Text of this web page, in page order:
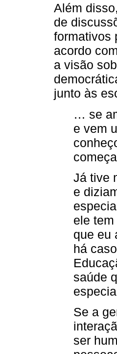
Além
de
formativos
acordo
a visão
junto às
… se
e vem
Já tive
e
ele
que eu
há
saúde
Se a
ser